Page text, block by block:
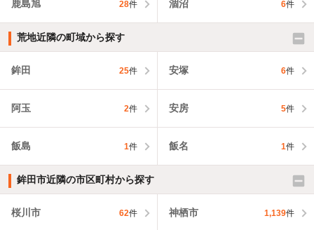
鹿島旭 28件 涸沼 6件
荒地近隣の町域から探す
鉾田 25件 安塚 6件
阿玉 2件 安房 5件
飯島 1件 飯名 1件
鉾田市近隣の市区町村から探す
桜川市 62件 神栖市 1,139件